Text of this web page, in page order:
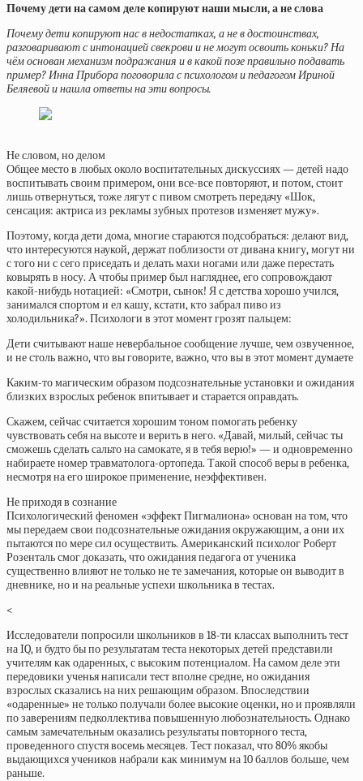
Почему дети на самом деле копируют наши мысли, а не слова
Почему дети копируют нас в недостатках, а не в достоинствах,
разговаривают с интонацией свекрови и не могут освоить коньки? На
чём основан механизм подражания и в какой позе правильно подавать
пример? Инна Прибора поговорила с психологом и педагогом Ириной
Беляевой и нашла ответы на эти вопросы.
Не словом, но делом
Общее место в любых около воспитательных дискуссиях — детей надо
воспитывать своим примером, они все-все повторяют, и потом, стоит
лишь отвернуться, тоже лягут с пивом смотреть передачу «Шок,
сенсация: актриса из рекламы зубных протезов изменяет мужу».
Поэтому, когда дети дома, многие стараются подсобраться: делают вид,
что интересуются наукой, держат поблизости от дивана книгу, могут ни
с того ни с сего приседать и делать махи ногами или даже перестать
ковырять в носу. А чтобы пример был нагляднее, его сопровождают
какой-нибудь нотацией: «Смотри, сынок! Я с детства хорошо учился,
занимался спортом и ел кашу, кстати, кто забрал пиво из
холодильника?». Психологи в этот момент грозят пальцем:
Дети считывают наше невербальное сообщение лучше, чем озвученное,
и не столь важно, что вы говорите, важно, что вы в этот момент думаете
Каким-то магическим образом подсознательные установки и ожидания
близких взрослых ребенок впитывает и старается оправдать.
Скажем, сейчас считается хорошим тоном помогать ребенку
чувствовать себя на высоте и верить в него. «Давай, милый, сейчас ты
сможешь сделать сальто на самокате, я в тебя верю!» — и одновременно
набираете номер травматолога-ортопеда. Такой способ веры в ребенка,
несмотря на его широкое применение, неэффективен.
Не приходя в сознание
Психологический феномен «эффект Пигмалиона» основан на том, что
мы передаем свои подсознательные ожидания окружающим, а они их
пытаются по мере сил осуществить. Американский психолог Роберт
Розенталь смог доказать, что ожидания педагога от ученика
существенно влияют не только не те замечания, которые он выводит в
дневнике, но и на реальные успехи школьника в тестах.
<
Исследователи попросили школьников в 18-ти классах выполнить тест
на IQ, и будто бы по результатам теста некоторых детей представили
учителям как одаренных, с высоким потенциалом. На самом деле эти
передовики ученья написали тест вполне средне, но ожидания
взрослых сказались на них решающим образом. Впоследствии
«одаренные» не только получали более высокие оценки, но и проявляли
по заверениям педколлектива повышенную любознательность. Однако
самым замечательным оказались результаты повторного теста,
проведенного спустя восемь месяцев. Тест показал, что 80% якобы
выдающихся учеников набрали как минимум на 10 баллов больше, чем
раньше.